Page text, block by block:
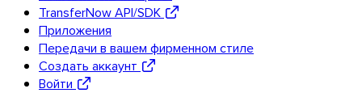
TransferNow API/SDK
Приложения
Передачи в вашем фирменном стиле
Создать аккаунт
Войти